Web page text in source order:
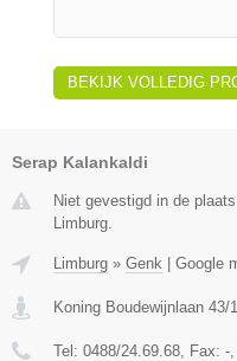
BEKIJK VOLLEDIG
Serap Kalankaldi
Niet gevestigd in de
Limburg.
Limburg » Genk Google
Koning Boudewijnlaan 43/1
Tel: 0488/24.69.68 , Fax: -